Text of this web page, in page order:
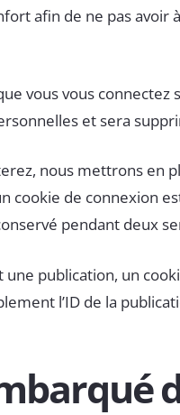
afin de ne pas avoir
vous vous
et sera
nous mettrons en
cookie de connexion
pendant deux
publication, un
l’ID de la